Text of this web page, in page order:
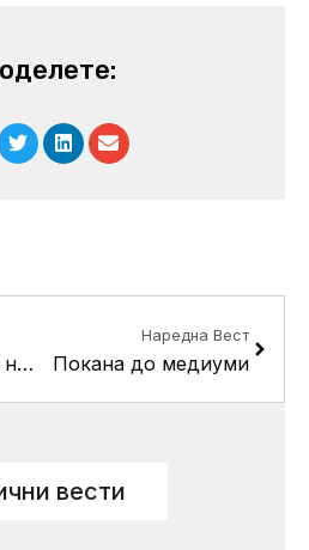
Дел од жителите на с. Драчево денес без вода
Наредна Вест
Покана до медиуми
вести